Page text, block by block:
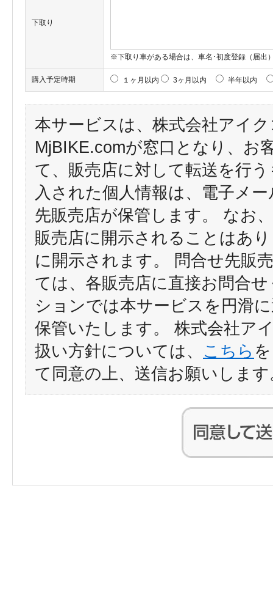
下取り
※下取り車がある場合は、車名･初度登録（届出
購入予定時期 １ヶ月以内 3ヶ月以内 半年以内
本サービスは、株式会社アイ
MjBIKE.comが窓口となり、お
て、販売店に対して転送を行
入された個人情報は、電子メ
先販売店が保管します。 なお
販売店に開示されることはあ
に開示されます。 問合せ先販
ては、各販売店に直接お問合
ションでは本サービスを円滑
保管いたします。 株式会社ア
扱い方針については、 こちら
て同意の上、送信お願いします